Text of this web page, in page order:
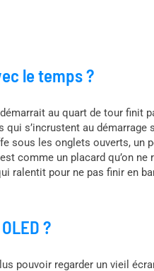
le temps ?
au quart de tour finit
s’incrustent au démarrage
sous les onglets ouverts, un
comme un placard qu’on
ralentit pour ne pas finir en
?
pouvoir regarder un vieil